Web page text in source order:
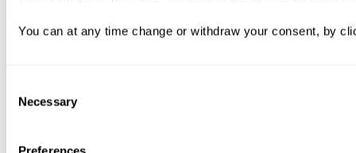
You can at any time change or withdraw your consent, by
Selection
Necessary
Preferences